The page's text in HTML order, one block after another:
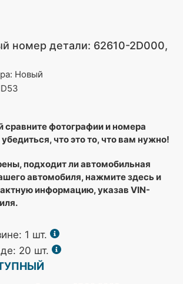
номер детали: 62610-2D000,
Новый
сравните фотографии и номера
что это то, что вам нужно!
подходит ли автомобильная
автомобиля, нажмите здесь и
информацию, указав VIN-
1 шт.
20 шт.